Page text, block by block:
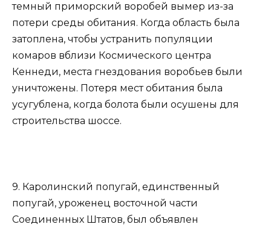
темный приморский воробей вымер из-за
потери среды обитания. Когда область была
затоплена, чтобы устранить популяции
комаров вблизи Космического центра
Кеннеди, места гнездования воробьев были
уничтожены. Потеря мест обитания была
усугублена, когда болота были осушены для
строительства шоссе.
9. Каролинский попугай, единственный
попугай, уроженец восточной части
Соединенных Штатов, был объявлен